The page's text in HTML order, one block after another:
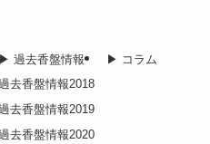
▶︎ 過去香盤情報
去香盤情報2018
去香盤情報2019
去香盤情報2020
▶︎ コラム